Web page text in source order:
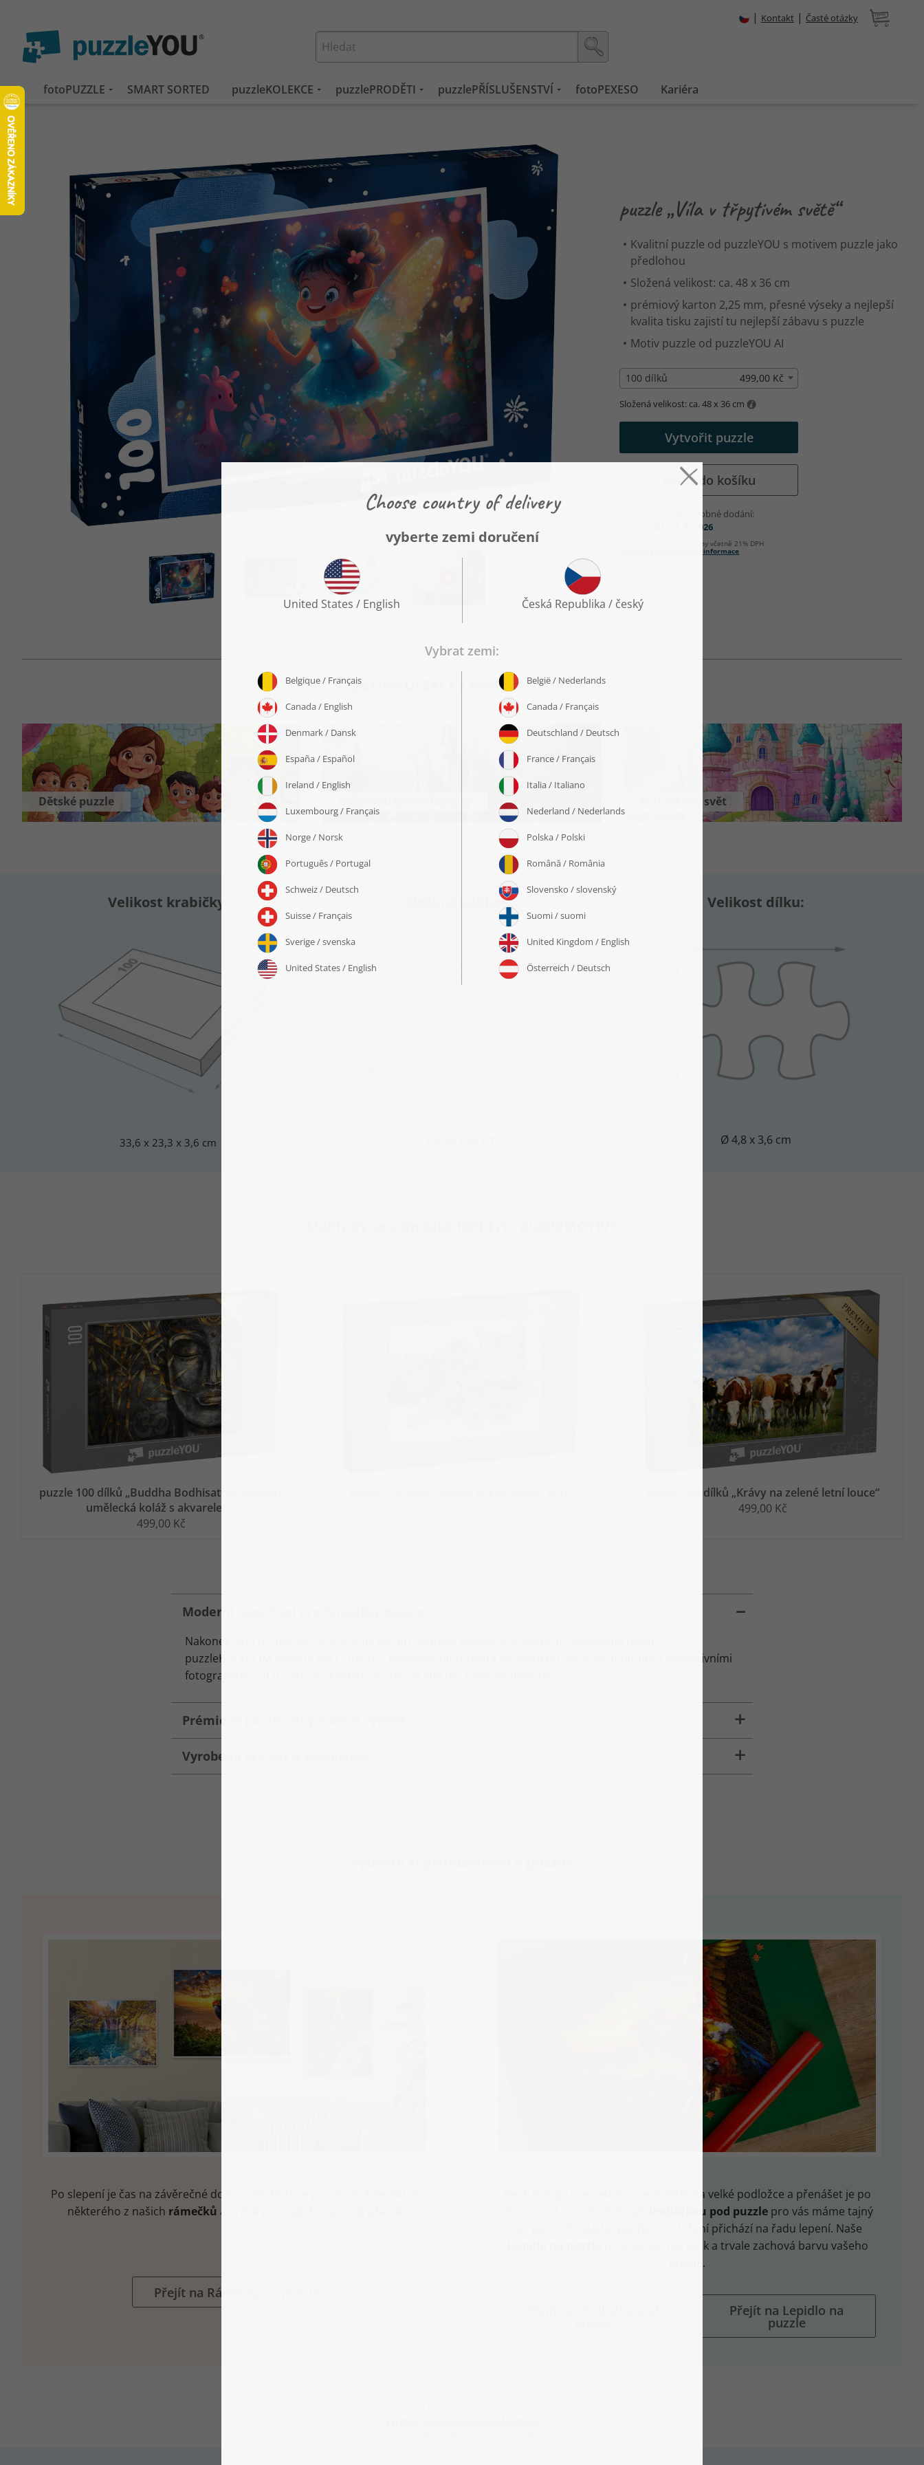
| Kontakt | Časté otázky
fotoPUZZLE SMART SORTED puzzleKOLEKCE puzzlePRODĚTI puzzlePŘÍSLUŠENSTVÍ fotoPEXESO Kariéra
puzzle „Víla v třpytivém světě“
Kvalitní puzzle od puzzleYOU s motivem puzzle jako
předlohou
Složená velikost: ca. 48 x 36 cm
prémiový karton 2,25 mm, přesné výseky a nejlepší
kvalita tisku zajistí tu nejlepší zábavu s puzzle
Motiv puzzle od puzzleYOU AI
Pravděpodobné dodání:
út, 11. 8. 2026
100 dílků 499,00 Kč
Složená velikost: ca. 48 x 36 cm
Vytvořit puzzle
Vložit do košíku
Veškeré ceny jsou uvedeny včetně 21% DPH
Výrobce a bezpečnostní informace
puzzleKOLEKCE s tímto motivem
Dětské puzzle Pohádkový svět
Velikost krabičky:
33,6 x 23,3 x 3,6 cm
Složená velikost: Velikost dílku:
Ø 4,8 x 3,6 cm
puzzle 100 dílků „Buddha Bodhisattva, digitální
umělecká koláž s akvarelem“
499,00 Kč
puzzle 100 dílků „Krávy na zelené letní louce“
499,00 Kč
Moderní zpestření pro fanoušky puzzle
Nakonec jsou to motivy, co zrychluje tep při skládání puzzle. A právě proto věnujeme našim
puzzleKOLEKCÍM zvláštní péči. Utečte z každodenního života do světa puzzle s fascinujícími a expresivními
fotografiemi – ať už jste ve skládání puzzle začátečník, nebo profesionál.
Prémiové puzzle díky vlastní výrobě
Vyrobeno pro vás a ekologicky
Po slepení je čas na závěrečné dokončení. Hotové puzzle můžete dát do
některého z našich rámečků a určitě jimi nadchnete i své přátele.
Přejít na Rámečky na puzzle
Nechávat puzzle nedokončené ležet na velké podložce a přenášet je po
Podložkou pod puzzle pro vás máme tajný
tip, jak nově skládat puzzle. Po složení přichází na řadu lepení. Naše
ochrání váš obrázek a trvale zachová barvu vašeho
puzzle.
Přejít na Lepidlo na
puzzle